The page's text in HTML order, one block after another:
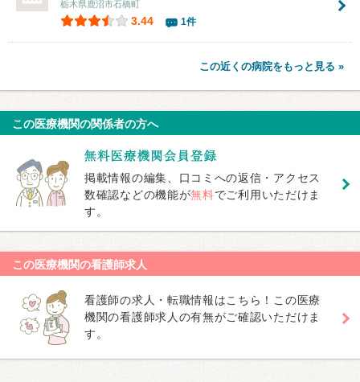
栃木県鹿沼市石橋町
3.44 1件
この近くの病院をもっと見る »
この医療機関の関係者の方へ
掲載情報の編集、口コミへの返信・アクセス
数確認などの機能が無料でご利用いただけま
す。
この医療機関の看護師求人
看護師の求人・転職情報はこちら！この医療
機関の看護師求人の有無がご確認いただけま
す。